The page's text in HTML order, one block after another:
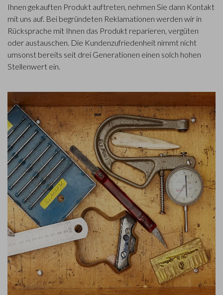
Ihnen gekauften Produkt auftreten, nehmen Sie dann Kontakt
mit uns auf. Bei begründeten Reklamationen werden wir in
Rücksprache mit Ihnen das Produkt reparieren, vergüten
oder austauschen. Die Kundenzufriedenheit nimmt nicht
umsonst bereits seit drei Generationen einen solch hohen
Stellenwert ein.